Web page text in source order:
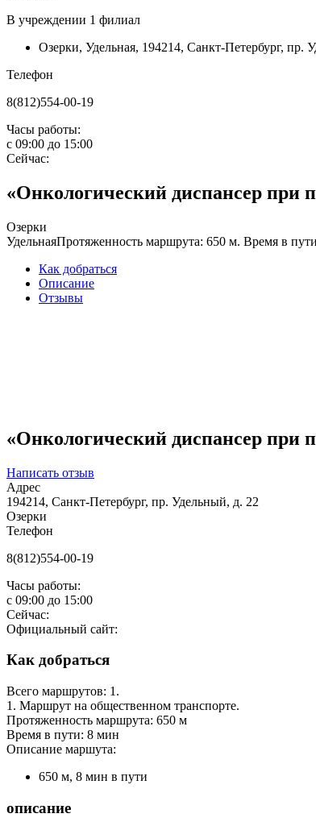
В учреждении 1 филиал
Озерки, Удельная, 194214, Санкт-Петербург, пр.
Телефон
8(812)554-00-19
Часы работы:
с 09:00 до 15:00
Сейчас:
«Онкологический диспансер при
Озерки
УдельнаяПротяженность маршрута: 650 м. Время в
Как добраться
Описание
Отзывы
«Онкологический диспансер при
Написать отзыв
Адрес
194214, Санкт-Петербург, пр. Удельный, д. 22
Озерки
Телефон
8(812)554-00-19
Часы работы:
с 09:00 до 15:00
Сейчас:
Официальный сайт:
Как добраться
Всего маршрутов: 1.
1. Маршрут на общественном транспорте.
Протяженность маршрута: 650 м
Время в пути: 8 мин
Описание маршута:
650 м, 8 мин в пути
описание